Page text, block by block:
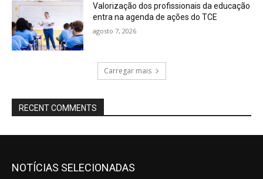
Valorização dos profissionais da educação
entra na agenda de ações do TCE
agosto 7, 2026
Carregar mais
RECENT COMMENTS
NOTÍCIAS SELECIONADAS